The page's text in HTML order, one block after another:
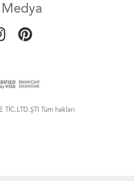
Tüm hakları